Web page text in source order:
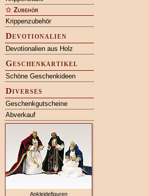
Zubehör
Krippenzubehör
Devotionalien
Devotionalien aus Holz
Geschenkartikel
Schöne Geschenkideen
Diverses
Geschenkgutscheine
Abverkauf
Ankleidefiguren